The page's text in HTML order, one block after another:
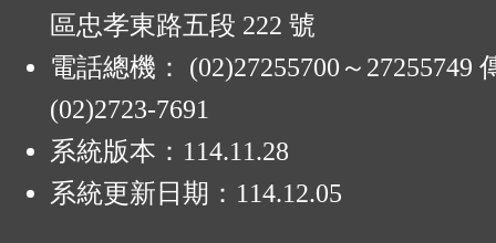
區忠孝東路五段 222 號
電話總機： (02)27255700～27255749
(02)2723-7691
系統版本： 114.11.28
系統更新日期： 114.12.05